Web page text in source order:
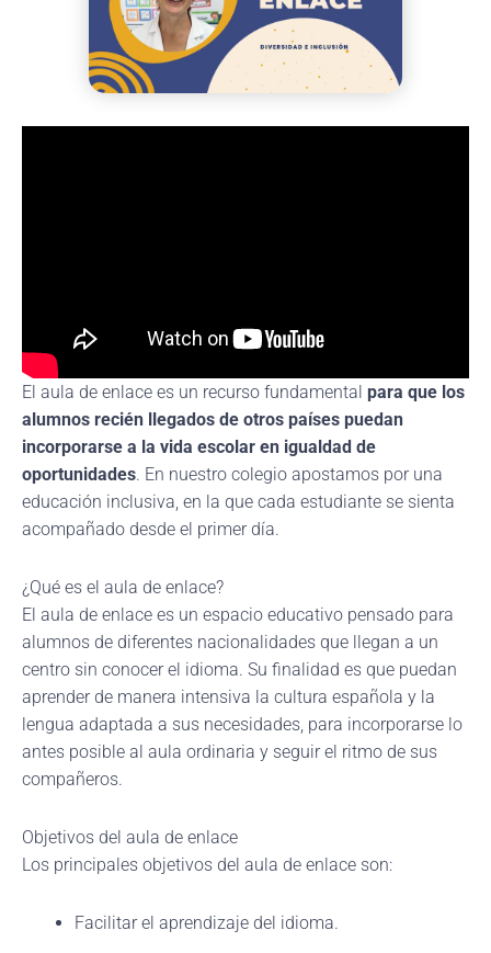
El aula de enlace es un recurso fundamental para que los
alumnos recién llegados de otros países puedan
incorporarse a la vida escolar en igualdad de
oportunidades. En nuestro colegio apostamos por una
educación inclusiva, en la que cada estudiante se sienta
acompañado desde el primer día.
¿Qué es el aula de enlace?
El aula de enlace es un espacio educativo pensado para
alumnos de diferentes nacionalidades que llegan a un
centro sin conocer el idioma. Su finalidad es que puedan
aprender de manera intensiva la cultura española y la
lengua adaptada a sus necesidades, para incorporarse lo
antes posible al aula ordinaria y seguir el ritmo de sus
compañeros.
Objetivos del aula de enlace
Los principales objetivos del aula de enlace son:
Facilitar el aprendizaje del idioma.